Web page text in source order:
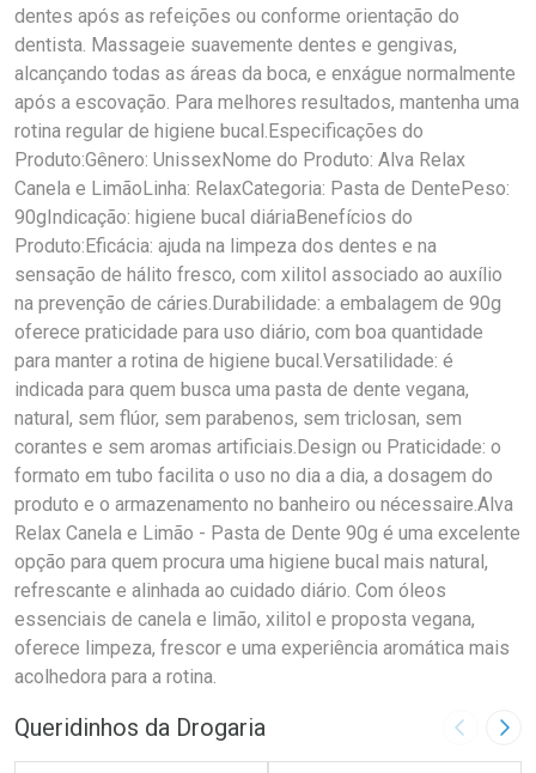
dentes após as refeições ou conforme orientação do
dentista. Massageie suavemente dentes e gengivas,
alcançando todas as áreas da boca, e enxágue normalmente
após a escovação. Para melhores resultados, mantenha uma
rotina regular de higiene bucal.Especificações do
Produto:Gênero: UnissexNome do Produto: Alva Relax
Canela e LimãoLinha: RelaxCategoria: Pasta de DentePeso:
90gIndicação: higiene bucal diáriaBenefícios do
Produto:Eficácia: ajuda na limpeza dos dentes e na
sensação de hálito fresco, com xilitol associado ao auxílio
na prevenção de cáries.Durabilidade: a embalagem de 90g
oferece praticidade para uso diário, com boa quantidade
para manter a rotina de higiene bucal.Versatilidade: é
indicada para quem busca uma pasta de dente vegana,
natural, sem flúor, sem parabenos, sem triclosan, sem
corantes e sem aromas artificiais.Design ou Praticidade: o
formato em tubo facilita o uso no dia a dia, a dosagem do
produto e o armazenamento no banheiro ou nécessaire.Alva
Relax Canela e Limão - Pasta de Dente 90g é uma excelente
opção para quem procura uma higiene bucal mais natural,
refrescante e alinhada ao cuidado diário. Com óleos
essenciais de canela e limão, xilitol e proposta vegana,
oferece limpeza, frescor e uma experiência aromática mais
acolhedora para a rotina.
Queridinhos da Drogaria Imagem